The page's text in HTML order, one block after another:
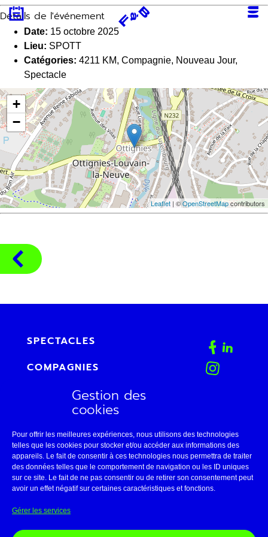
Gestion des
cookies
Pour offrir les meilleures expériences, nous utilisons des technologies
telles que les cookies pour stocker et/ou accéder aux informations des
appareils. Le fait de consentir à ces technologies nous permettra de traiter
des données telles que le comportement de navigation ou les ID uniques
sur ce site. Le fait de ne pas consentir ou de retirer son consentement peut
avoir un effet négatif sur certaines caractéristiques et fonctions.
Gérer les services
Aller
au
contenu
Détails de l'événement
Date: 15 octobre 2025
Lieu: SPOTT
Catégories: 4211 KM, Compagnie, Nouveau Jour,
Spectacle
+
−
Leaflet | ©OpenStreetMapcontributors
SPECTACLES
COMPAGNIES
AGENDA
CONTACT
ESPACE PRO